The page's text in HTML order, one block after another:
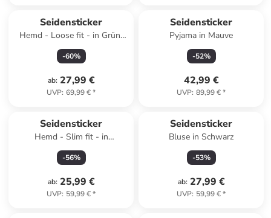
Seidensticker
Hemd - Loose fit - in Grün/
Weiß
-60%
ab: 27,99 €
UVP: 69,99 €*
Seidensticker
Pyjama in Mauve
-52%
42,99 €
UVP: 89,99 €*
Seidensticker
Hemd - Slim fit - in
Dunkelblau
-56%
ab: 25,99 €
UVP: 59,99 €*
Seidensticker
Bluse in Schwarz
-53%
ab: 27,99 €
UVP: 59,99 €*